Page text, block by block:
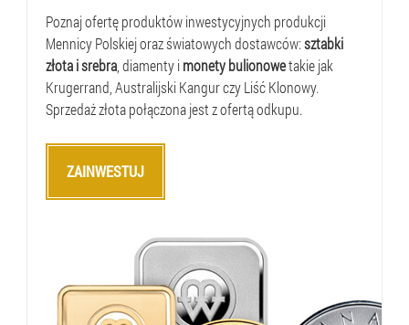
Poznaj ofertę produktów inwestycyjnych produkcji
Mennicy Polskiej oraz światowych dostawców:sztabki
złota i srebra, diamenty i monety bulionowetakie jak
Krugerrand, Australijski Kangur czy Liść Klonowy.
Sprzedaż złota połączona jest z ofertą odkupu.
ZAINWESTUJ